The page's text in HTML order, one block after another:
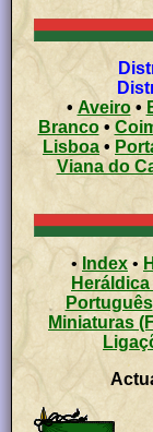
• Aveiro•
Branco•
Lisboa •
Viana do
• Index •
Português
Miniaturas